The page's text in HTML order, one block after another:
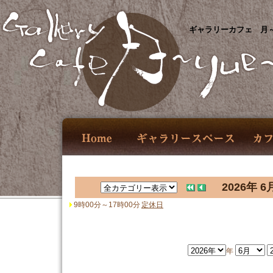
ギャラリーカフェ 月
2026年 6
9時00分～17時00分 定休日
年